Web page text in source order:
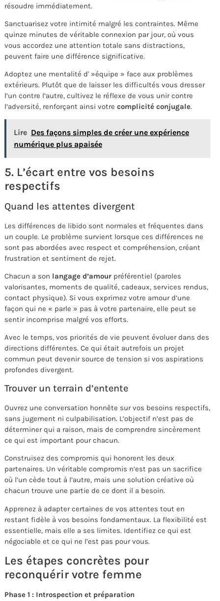
résoudre immédiatement.
Sanctuarisez votre intimité malgré les contraintes. Même
quinze minutes de véritable connexion par jour, où vous
vous accordez une attention totale sans distractions,
peuvent faire une différence significative.
Adoptez une mentalité d' »équipe » face aux problèmes
extérieurs. Plutôt que de laisser les difficultés vous dresser
l’un contre l’autre, cultivez le réflexe de vous unir contre
l’adversité, renforçant ainsi votre complicité conjugale.
Lire Des façons simples de créer une expérience
numérique plus apaisée
5. L’écart entre vos besoins
respectifs
Quand les attentes divergent
Les différences de libido sont normales et fréquentes dans
un couple. Le problème survient lorsque ces différences ne
sont pas abordées avec respect et compréhension, créant
frustration et sentiment de rejet.
Chacun a son langage d’amour préférentiel (paroles
valorisantes, moments de qualité, cadeaux, services rendus,
contact physique). Si vous exprimez votre amour d’une
façon qui ne « parle » pas à votre partenaire, elle peut se
sentir incomprise malgré vos efforts.
Avec le temps, vos priorités de vie peuvent évoluer dans des
directions différentes. Ce qui était autrefois un projet
commun peut devenir source de tension si vos aspirations
profondes divergent.
Trouver un terrain d’entente
Ouvrez une conversation honnête sur vos besoins respectifs,
sans jugement ni culpabilisation. L’objectif n’est pas de
déterminer qui a raison, mais de comprendre sincèrement
ce qui est important pour chacun.
Construisez des compromis qui honorent les deux
partenaires. Un véritable compromis n’est pas un sacrifice
où l’un cède tout à l’autre, mais une solution créative où
chacun trouve une partie de ce dont il a besoin.
Apprenez à adapter certaines de vos attentes tout en
restant fidèle à vos besoins fondamentaux. La flexibilité est
essentielle, mais elle a ses limites. Identifiez ce qui est
négociable et ce qui ne l’est pas pour vous.
Les étapes concrètes pour
reconquérir votre femme
Phase 1 : Introspection et préparation